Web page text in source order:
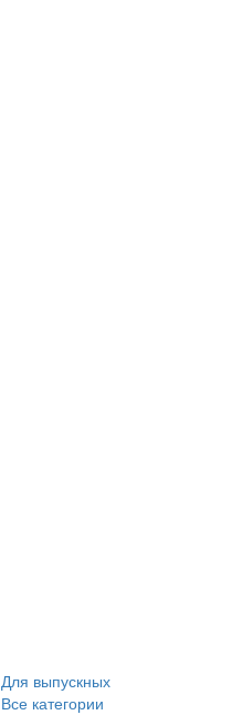
Для выпускных
Все категории